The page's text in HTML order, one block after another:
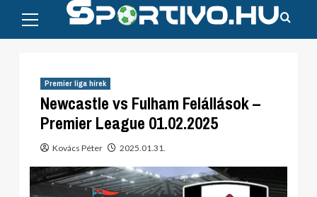
content
Menu
Premier liga hírek
Newcastle vs Fulham Felállások –
Premier League 01.02.2025
Kovács Péter 2025.01.31.